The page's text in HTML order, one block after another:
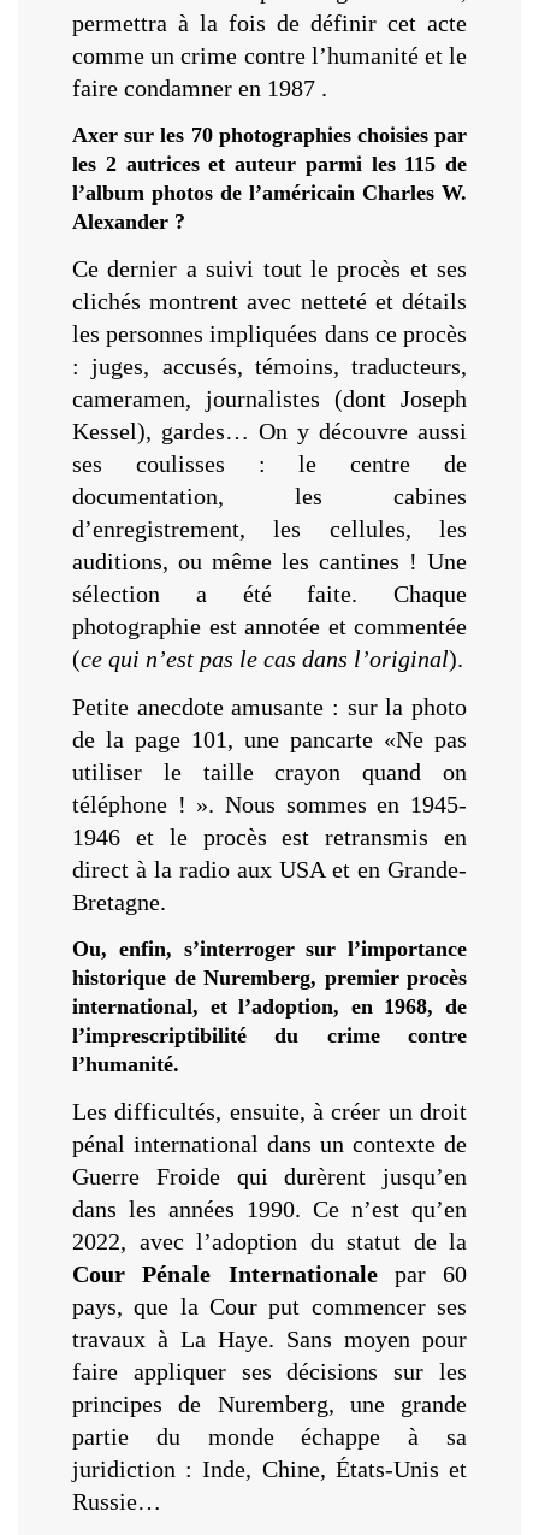
permettra à la fois de définir cet acte
comme un crime contre l’humanité et le
faire condamner en 1987 .
Axer sur les 70 photographies choisies par
les 2 autrices et auteur parmi les 115 de
l’album photos de l’américain Charles W.
Alexander ?
Ce dernier a suivi tout le procès et ses
clichés montrent avec netteté et détails
les personnes impliquées dans ce procès
: juges, accusés, témoins, traducteurs,
cameramen, journalistes (dont Joseph
Kessel), gardes… On y découvre aussi
ses coulisses : le centre de
documentation, les cabines
d’enregistrement, les cellules, les
auditions, ou même les cantines ! Une
sélection a été faite. Chaque
photographie est annotée et commentée
(ce qui n’est pas le cas dans l’original).
Petite anecdote amusante : sur la photo
de la page 101, une pancarte «Ne pas
utiliser le taille crayon quand on
téléphone ! ». Nous sommes en 1945-
1946 et le procès est retransmis en
direct à la radio aux USA et en Grande-
Bretagne.
Ou, enfin, s’interroger sur l’importance
historique de Nuremberg, premier procès
international, et l’adoption, en 1968, de
l’imprescriptibilité du crime contre
l’humanité.
Les difficultés, ensuite, à créer un droit
pénal international dans un contexte de
Guerre Froide qui durèrent jusqu’en
dans les années 1990. Ce n’est qu’en
2022, avec l’adoption du statut de la
Cour Pénale Internationalepar 60
pays, que la Cour put commencer ses
travaux à La Haye. Sans moyen pour
faire appliquer ses décisions sur les
principes de Nuremberg, une grande
partie du monde échappe à sa
juridiction : Inde, Chine, États-Unis et
Russie…